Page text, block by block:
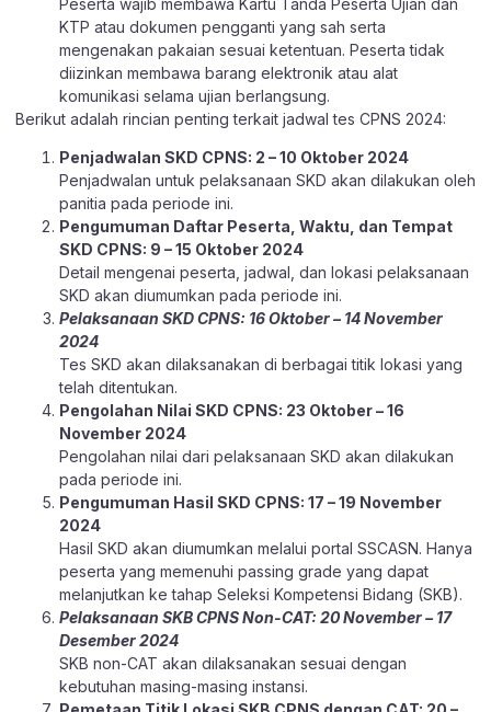
Peserta wajib membawa Kartu Tanda Peserta Ujian dan
KTP atau dokumen pengganti yang sah serta
mengenakan pakaian sesuai ketentuan. Peserta tidak
diizinkan membawa barang elektronik atau alat
komunikasi selama ujian berlangsung.
Berikut adalah rincian penting terkait jadwal tes CPNS 2024:
Penjadwalan SKD CPNS: 2 – 10 Oktober 2024
Penjadwalan untuk pelaksanaan SKD akan dilakukan oleh
panitia pada periode ini.
Pengumuman Daftar Peserta, Waktu, dan Tempat
SKD CPNS: 9 – 15 Oktober 2024
Detail mengenai peserta, jadwal, dan lokasi pelaksanaan
SKD akan diumumkan pada periode ini.
Pelaksanaan SKD CPNS: 16 Oktober – 14 November
2024
Tes SKD akan dilaksanakan di berbagai titik lokasi yang
telah ditentukan.
Pengolahan Nilai SKD CPNS: 23 Oktober – 16
November 2024
Pengolahan nilai dari pelaksanaan SKD akan dilakukan
pada periode ini.
Pengumuman Hasil SKD CPNS: 17 – 19 November
2024
Hasil SKD akan diumumkan melalui portal SSCASN. Hanya
peserta yang memenuhi passing grade yang dapat
melanjutkan ke tahap Seleksi Kompetensi Bidang (SKB).
Pelaksanaan SKB CPNS Non-CAT: 20 November – 17
Desember 2024
SKB non-CAT akan dilaksanakan sesuai dengan
kebutuhan masing-masing instansi.